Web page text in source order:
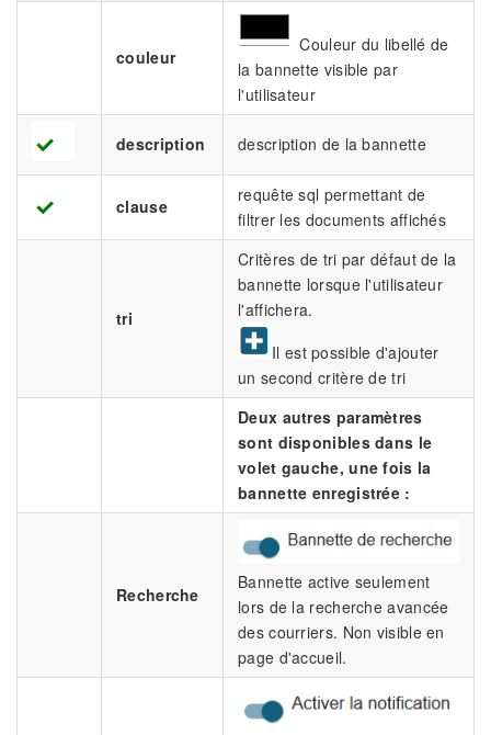
couleur
Couleur du libellé de
la bannette visible par
l'utilisateur
description description de la bannette
clause
requête sql permettant de
filtrer les documents affichés
tri
Critères de tri par défaut de la
bannette lorsque l'utilisateur
l'affichera.
Il est possible d'ajouter
un second critère de tri
Deux autres paramètres
sont disponibles dans le
volet gauche, une fois la
bannette enregistrée :
Recherche
Bannette active seulement
lors de la recherche avancée
des courriers. Non visible en
page d'accueil.